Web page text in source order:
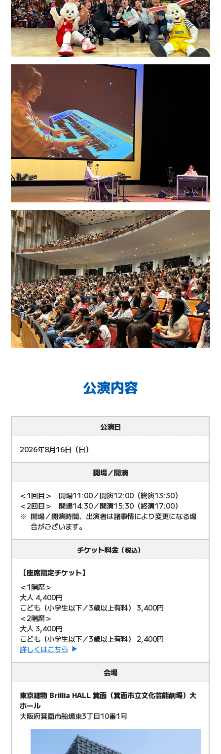
公演内容
公演日
2026年8月16日（日）
開場／開演
＜1回目＞ 開場11:00／開演12:00（終演13:30）
＜2回目＞ 開場14:30／開演15:30（終演17:00）
開場／開演時間、出演者は諸事情により変更になる場
合がございます。
チケット料金（税込）
【座席指定チケット】
＜1階席＞
大人 4,400円
こども（小学生以下／3歳以上有料） 3,400円
＜2階席＞
大人 3,400円
こども（小学生以下／3歳以上有料） 2,400円
詳しくはこちら
会場
東京建物 Brillia HALL 箕面（箕面市立文化芸能劇場）大
ホール
大阪府箕面市船場東3丁目10番1号